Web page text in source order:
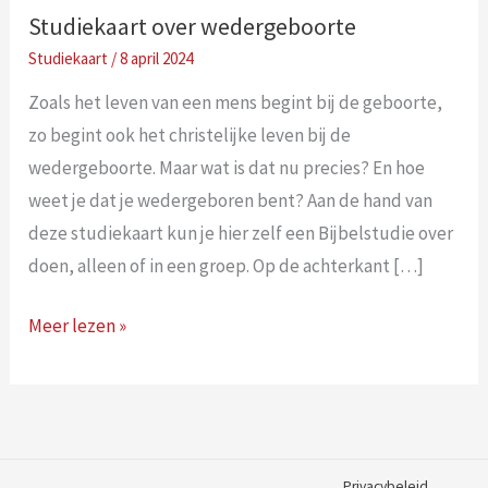
Studiekaart over wedergeboorte
/8 april 2024
Zoals het leven van een mens begint bij de geboorte,
zo begint ook het christelijke leven bij de
wedergeboorte. Maar wat is dat nu precies? En hoe
weet je dat je wedergeboren bent? Aan de hand van
deze studiekaart kun je hier zelf een Bijbelstudie over
doen, alleen of in een groep. Op de achterkant […]
Studiekaart
Meer lezen »